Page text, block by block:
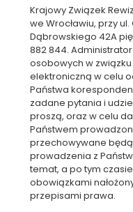
Krajowy Związek
we Wrocławiu, przy
Dąbrowskiego 42A
882 844.
osobowych w
elektroniczną w celu
Państwa
zadane pytania i
proszą, oraz w celu
Państwem
przechowywane
prowadzenia z
temat, a po tym
obowiązkami
przepisami prawa.